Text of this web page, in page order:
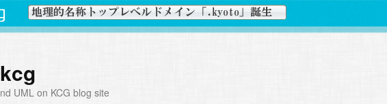
UML on KCG blog site